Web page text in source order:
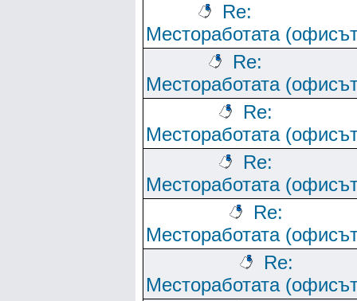
Re:
Местоработата
Re:
Местоработата
Re:
Местоработата
Re:
Местоработата
Re:
Местоработата
Re:
Местоработата